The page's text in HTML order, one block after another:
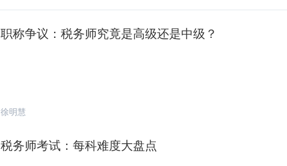
职称争议：税务师究竟是高级还是中级？
徐明慧
税务师考试：每科难度大盘点